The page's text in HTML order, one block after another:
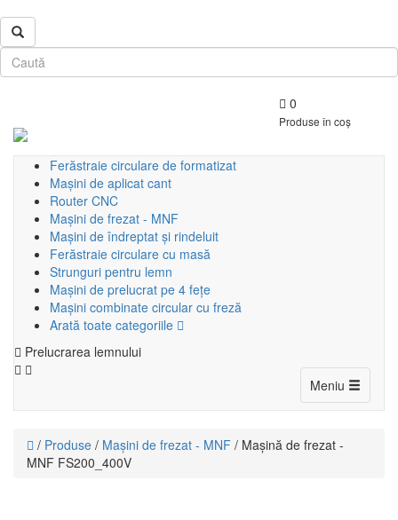
0
Produse în coș
Ferăstraie circulare de formatizat
Mașini de aplicat cant
Router CNC
Mașini de frezat - MNF
Mașini de îndreptat și rindeluit
Ferăstraie circulare cu masă
Strunguri pentru lemn
Mașini de prelucrat pe 4 fețe
Mașini combinate circular cu freză
Arată toate categoriile
Prelucrarea lemnului
Meniu Toggle
/ Produse / Mașini de frezat - MNF / Mașină de frezat -
MNF FS200_400V